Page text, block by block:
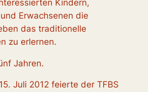
Kindern,
Erwachsenen die
das traditionelle
zu erlernen.
Jahren.
Juli 2012 feierte der TFBS